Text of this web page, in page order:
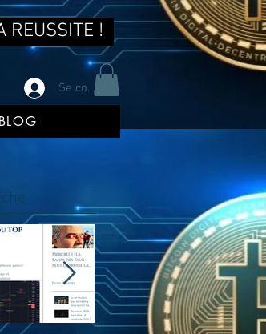
REUSSITE !
Se connecter
BLOG